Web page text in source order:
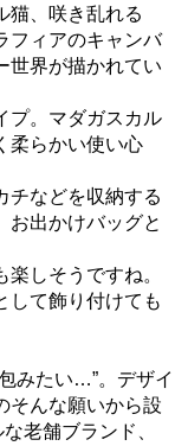
猫、咲き乱れる
ィアのキャンバ
世界が描かれてい
プ。マダガスカル
柔らかい使い心
チなどを収納する
お出かけバッグと
しそうですね。
して飾り付けても
みたい…”。デザイ
そんな願いから設
老舗ブランド、